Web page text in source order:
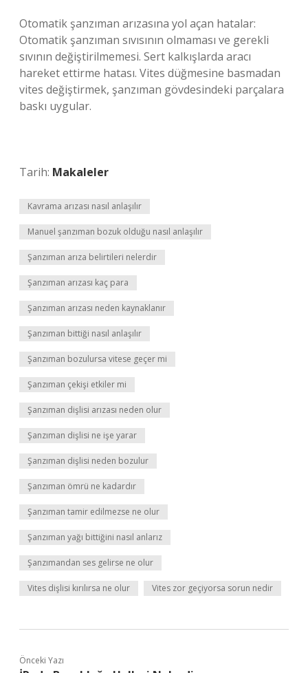
Otomatik şanzıman arızasına yol açan hatalar:
Otomatik şanzıman sıvısının olmaması ve gerekli
sıvının değiştirilmemesi. Sert kalkışlarda aracı
hareket ettirme hatası. Vites düğmesine basmadan
vites değiştirmek, şanzıman gövdesindeki parçalara
baskı uygular.
Tarih: Makaleler
Kavrama arızası nasıl anlaşılır
Manuel şanzıman bozuk olduğu nasıl anlaşılır
Şanzıman arıza belirtileri nelerdir
Şanzıman arızası kaç para
Şanzıman arızası neden kaynaklanır
Şanzıman bittiği nasıl anlaşılır
Şanzıman bozulursa vitese geçer mi
Şanzıman çekişi etkiler mi
Şanzıman dişlisi arızası neden olur
Şanzıman dişlisi ne işe yarar
Şanzıman dişlisi neden bozulur
Şanzıman ömrü ne kadardır
Şanzıman tamir edilmezse ne olur
Şanzıman yağı bittiğini nasıl anlarız
Şanzımandan ses gelirse ne olur
Vites dişlisi kırılırsa ne olur Vites zor geçiyorsa sorun nedir
Önceki Yazı